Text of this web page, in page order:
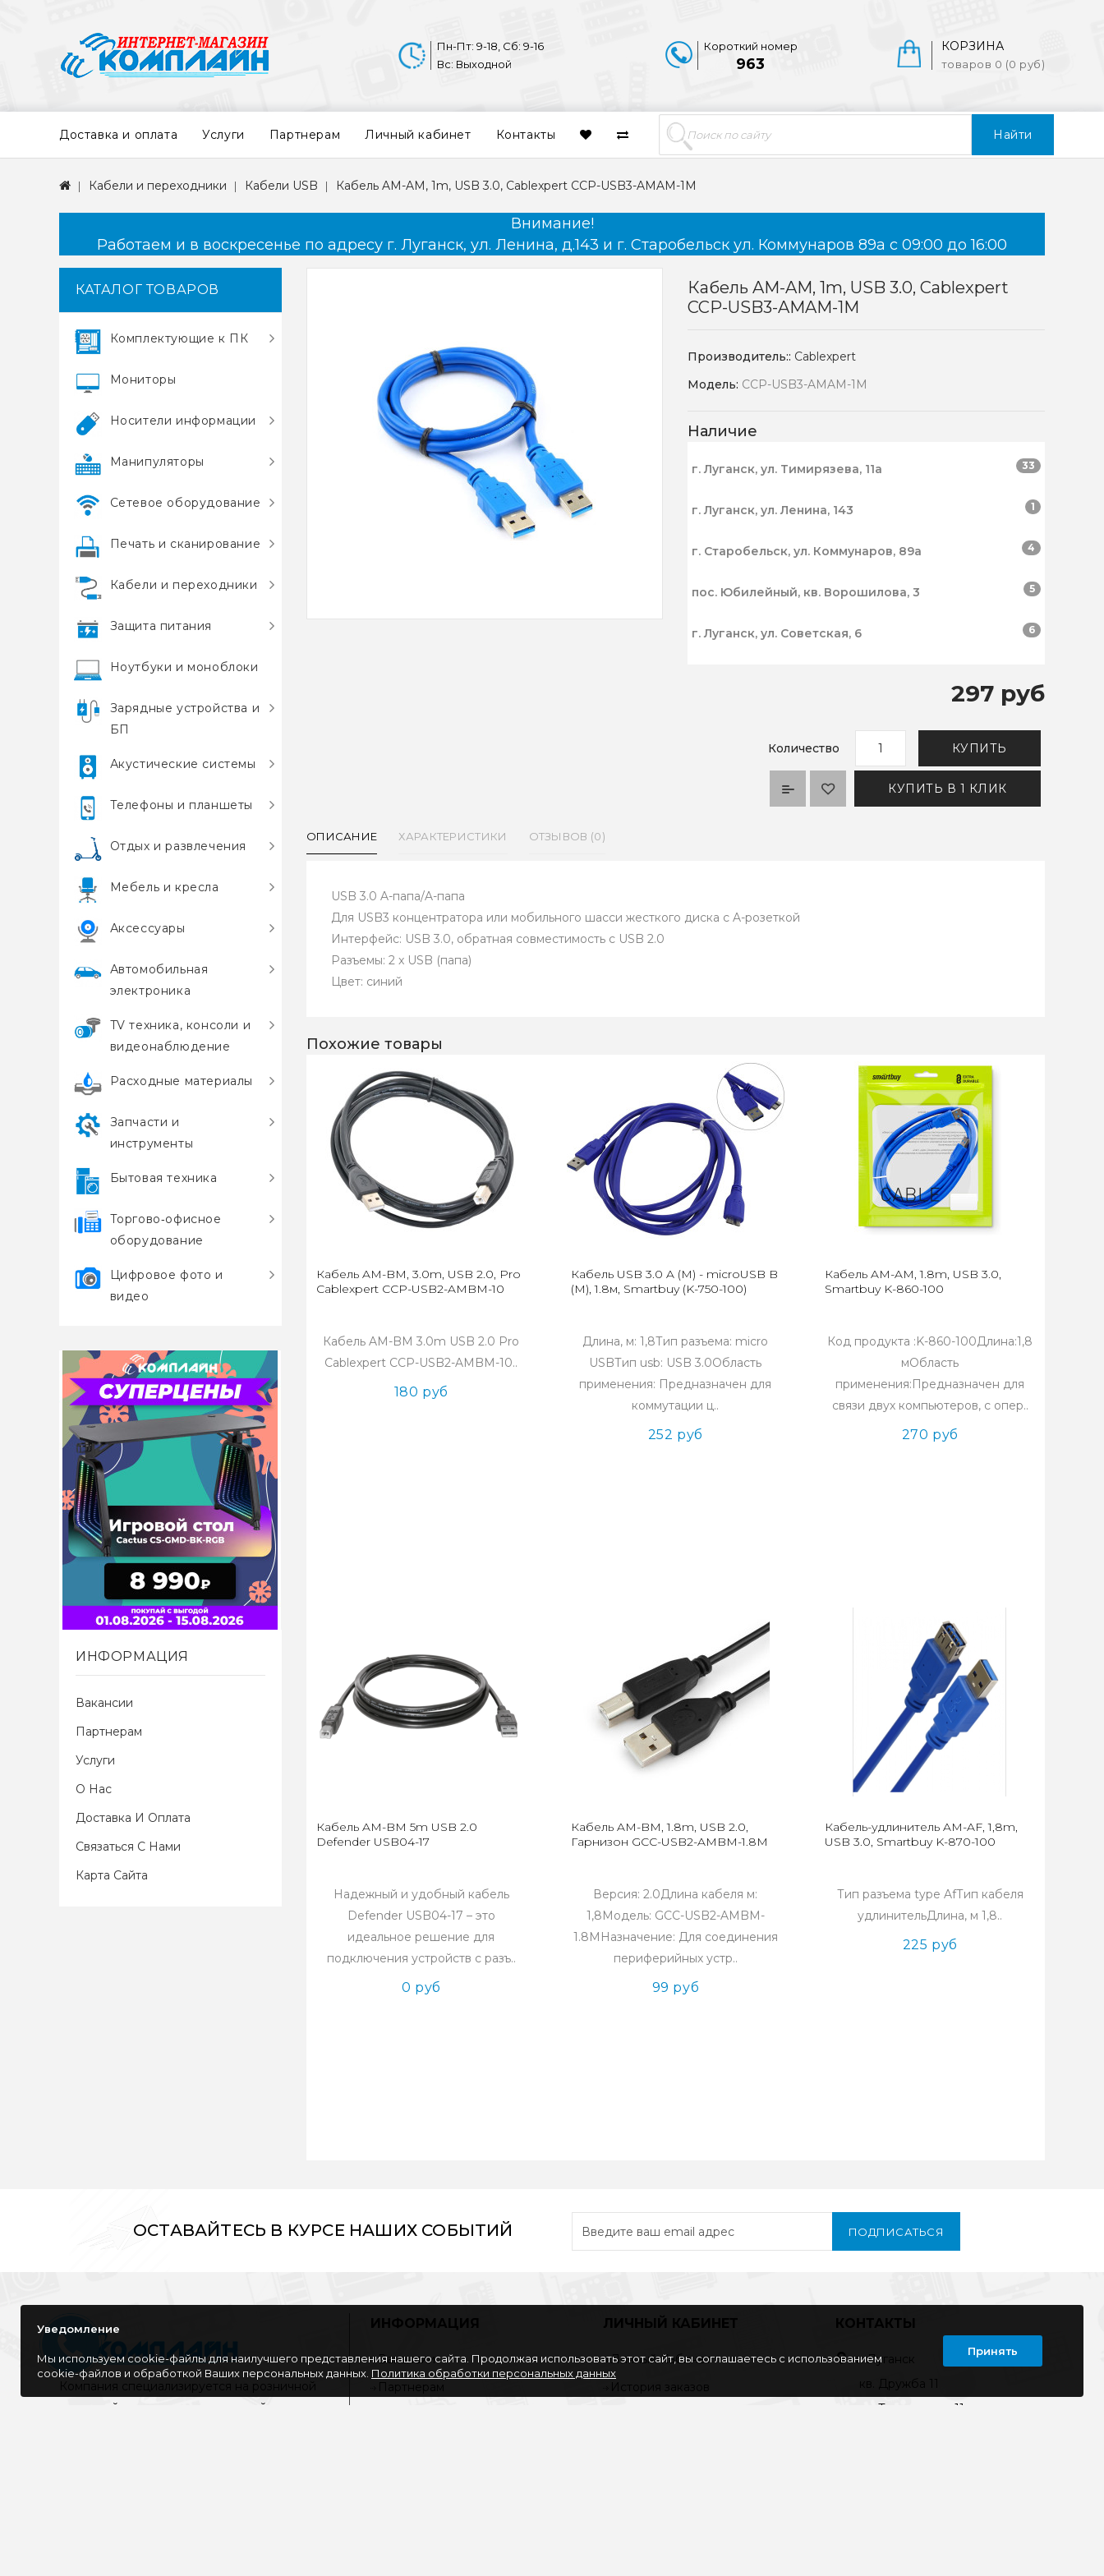
Найти
КОРЗИНА
товаров 0 (0 руб)
Короткий номер
963
Пн-Пт: 9-18, Сб: 9-16
Вс: Выходной
Доставка и оплата Услуги Партнерам Личный кабинет Контакты
Кабели и переходники Кабели USB Кабель AM-AM, 1m, USB 3.0, Cablexpert CCP-USB3-AMAM-1M
Внимание!
Работаем и в воскресенье по адресу г. Луганск, ул. Ленина, д.143 и г. Старобельск ул. Коммунаров 89а с 09:00 до 16:00
КАТАЛОГ ТОВАРОВ
Комплектующие к ПК
Мониторы
Носители информации
Манипуляторы
Сетевое оборудование
Печать и сканирование
Кабели и переходники
Защита питания
Ноутбуки и моноблоки
Зарядные устройства и
БП
Акустические системы
Телефоны и планшеты
Отдых и развлечения
Мебель и кресла
Аксессуары
Автомобильная
электроника
TV техника, консоли и
видеонаблюдение
Расходные материалы
Запчасти и
инструменты
Бытовая техника
Торгово‑офисное
оборудование
Цифровое фото и
видео
ИНФОРМАЦИЯ
Вакансии
Партнерам
Услуги
О Нас
Доставка И Оплата
Связаться С Нами
Карта Сайта
Кабель AM-AM, 1m, USB 3.0, Cablexpert
CCP-USB3-AMAM-1M
Производитель:: Cablexpert
Модель: CCP-USB3-AMAM-1M
Наличие
г. Луганск, ул. Тимирязева, 11а 33
г. Луганск, ул. Ленина, 143 1
г. Старобельск, ул. Коммунаров, 89а 4
пос. Юбилейный, кв. Ворошилова, 3 5
г. Луганск, ул. Советская, 6 6
297 руб
Количество КУПИТЬ
КУПИТЬ В 1 КЛИК
ОПИСАНИЕ ХАРАКТЕРИСТИКИ ОТЗЫВОВ (0)
USB 3.0 A-папа/A-папа
Для USB3 концентратора или мобильного шасси жесткого диска с A-розеткой
Интерфейс: USB 3.0, обратная совместимость с USB 2.0
Разъемы: 2 x USB (папа)
Цвет: синий
Похожие товары
Кабель AM-BM, 3.0m, USB 2.0, Pro
Cablexpert CCP-USB2-AMBM-10
Кабель AM-BM 3.0m USB 2.0 Pro
Cablexpert CCP-USB2-AMBM-10..
180 руб
Кабель USB 3.0 A (M) - microUSB B
(M), 1.8м, Smartbuy (K-750-100)
Длина, м: 1,8Тип разъема: micro
USBТип usb: USB 3.0Область
применения: Предназначен для
коммутации ц..
252 руб
Кабель AM-AM, 1.8m, USB 3.0,
Smartbuy K-860-100
Код продукта :K-860-100Длина:1,8
мОбласть
применения:Предназначен для
связи двух компьютеров, с опер..
270 руб
Кабель AM-BM 5m USB 2.0
Defender USB04-17
Надежный и удобный кабель
Defender USB04-17 – это
идеальное решение для
подключения устройств с разъ..
0 руб
Кабель AM-BM, 1.8m, USB 2.0,
Гарнизон GCC-USB2-AMBM-1.8M
Версия: 2.0Длина кабеля м:
1,8Модель: GCC-USB2-AMBM-
1.8MНазначение: Для соединения
периферийных устр..
99 руб
Кабель-удлинитель AM-AF, 1,8m,
USB 3.0, Smartbuy K-870-100
Тип разъема type AfТип кабеля
удлинительДлина, м 1,8..
225 руб
ОСТАВАЙТЕСЬ В КУРСЕ НАШИХ СОБЫТИЙ ПОДПИСАТЬСЯ
Компания специализируется на розничной
и оптовой продаже компьютерной
ИНФОРМАЦИЯ
Вакансии
Партнерам
ЛИЧНЫЙ КАБИНЕТ
Личный Кабинет
История заказов
КОНТАКТЫ
г. Луганск
кв. Дружба 11
ул. Тимирязева, 11а
Уведомление
Мы используем cookie-файлы для наилучшего представления нашего сайта. Продолжая использовать этот сайт, вы соглашаетесь с использованием
cookie-файлов и обработкой Ваших персональных данных. Политика обработки персональных данных
Принять